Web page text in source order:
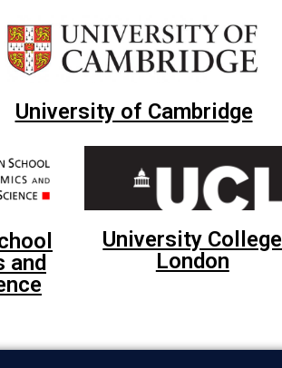
University of Cambridge
and
University College
London